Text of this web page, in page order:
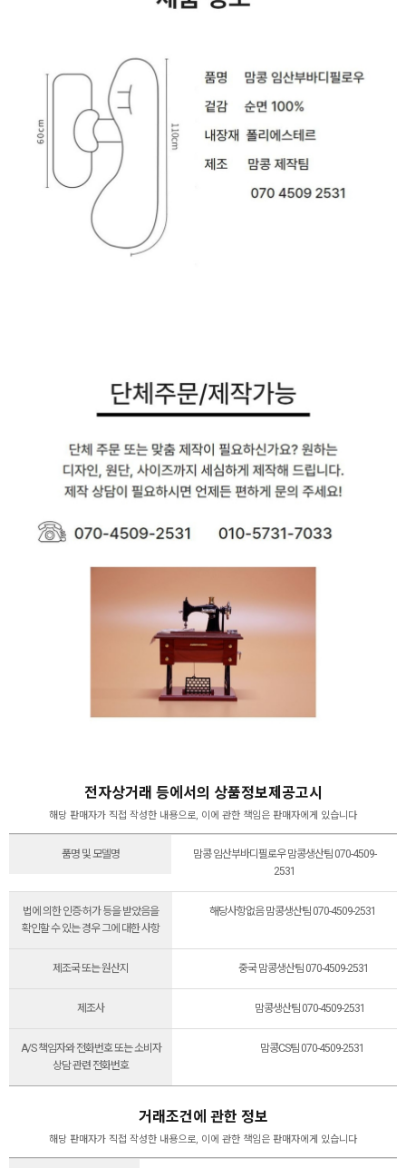
전자상거래 등에서의 상품정보제공고시
해당 판매자가 직접 작성한 내용으로, 이에 관한 책임은 판매자에게 있습니다
품명 및 모델명
맘콩 임산부바디필로우 맘콩생산팀 070-4509-
2531
법에 의한 인증·허가 등을 받았음을
확인할 수 있는 경우 그에 대한 사항
해당사항없음 맘콩생산팀 070-4509-2531
제조국 또는 원산지 중국 맘콩생산팀 070-4509-2531
제조사 맘콩생산팀 070-4509-2531
A/S 책임자와 전화번호 또는 소비자
상담 관련 전화번호
맘콩CS팀 070-4509-2531
거래조건에 관한 정보
해당 판매자가 직접 작성한 내용으로, 이에 관한 책임은 판매자에게 있습니다